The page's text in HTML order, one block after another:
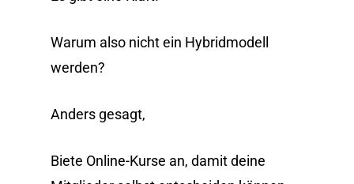
Warum also nicht ein Hybridmodell
werden?
Anders gesagt,
Biete Online-Kurse an, damit deine